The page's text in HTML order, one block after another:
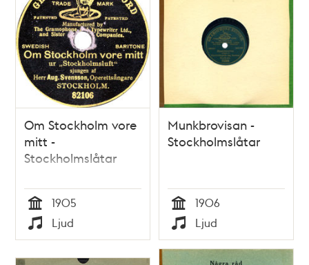
Om Stockholm vore
mitt -
Stockholmslåtar
Tid
1905
Typ
Ljud
Munkbrovisan -
Stockholmslåtar
Tid
1906
Typ
Ljud